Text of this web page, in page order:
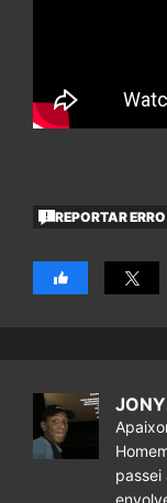
REPORTAR ERRO
passei